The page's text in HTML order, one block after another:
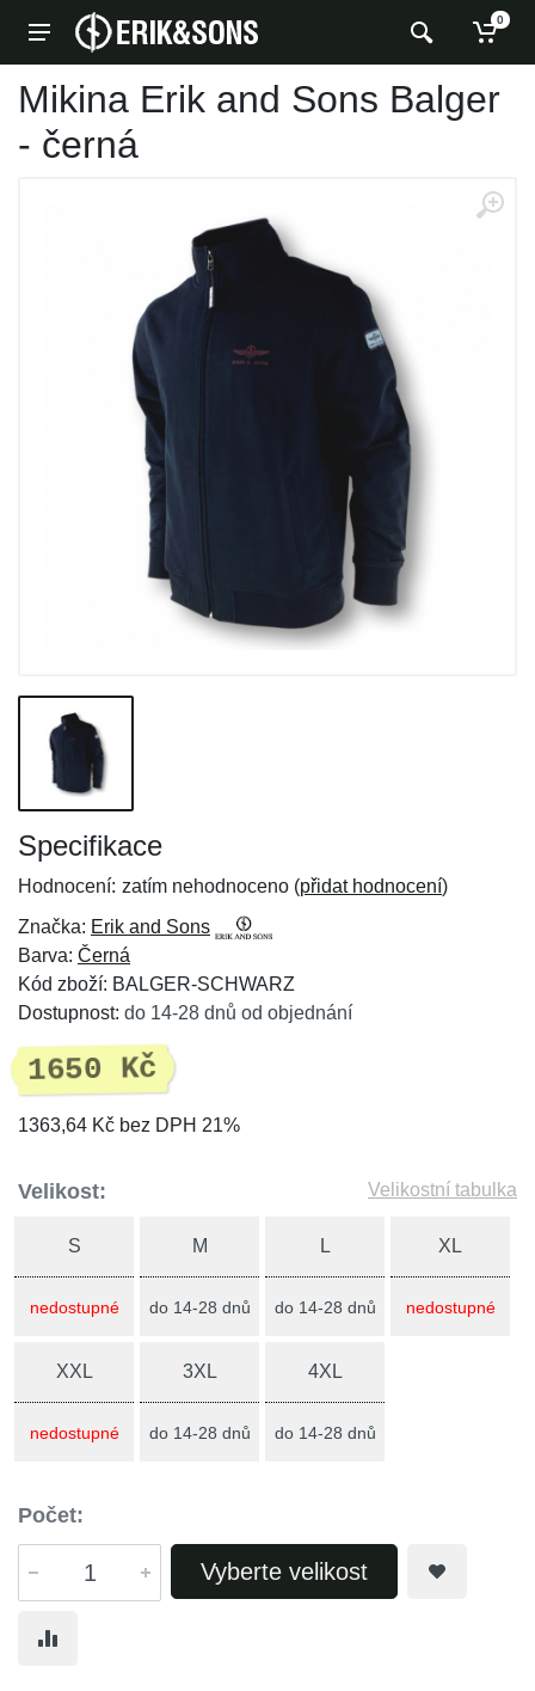
0
Mikina Erik and Sons Balger
- černá
Specifikace
Hodnocení: zatím nehodnoceno (přidat hodnocení)
Značka: Erik and Sons
Barva: Černá
Kód zboží: BALGER-SCHWARZ
Dostupnost: do 14-28 dnů od objednání
1650 Kč
1363,64 Kč bez DPH 21%
Velikost: Velikostní tabulka
S
nedostupné
M
do 14-28 dnů
L
do 14-28 dnů
XL
nedostupné
XXL
nedostupné
3XL
do 14-28 dnů
4XL
do 14-28 dnů
Počet:
Vyberte velikost